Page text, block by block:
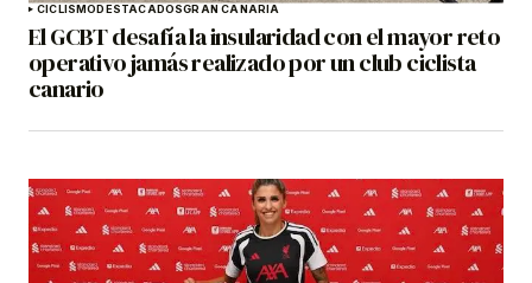
CICLISMODESTACADOSGRAN CANARIA
El GCBT desafía la insularidad con el mayor reto
operativo jamás realizado por un club ciclista
canario